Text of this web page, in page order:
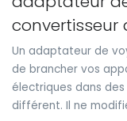
convertisseur
Un adaptateur de
de brancher vos
électriques dans
différent. Il ne